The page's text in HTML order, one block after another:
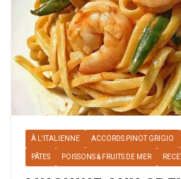
À L'ITALIENNE ACCORDS PINOT GRIGIO
PÂTES POISSONS & FRUITS DE MER